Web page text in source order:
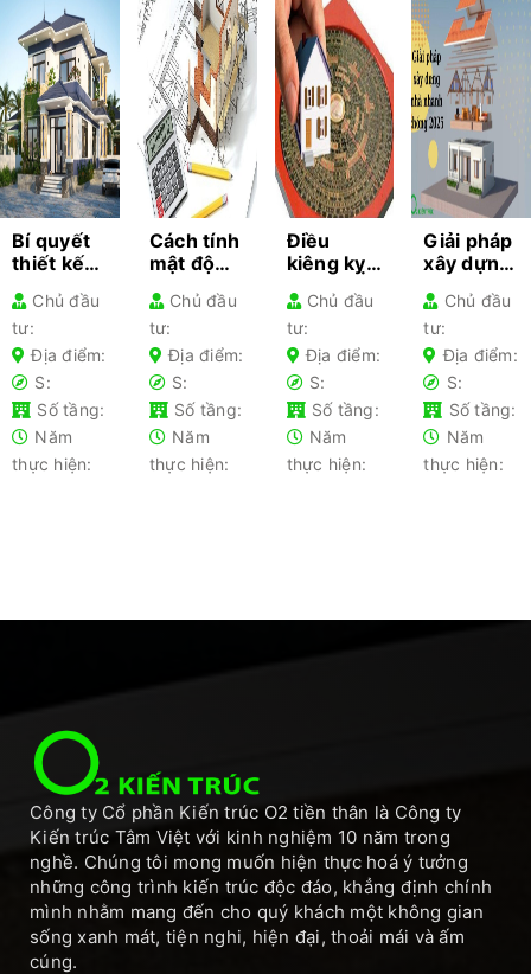
Bí quyết
thiết kế
cho từng
loại nhà
phổ biến-
Kiến thức
không
thể bỏ lỡ
Chủ đầu
tư:
Địa điểm:
S:
Số tầng:
Năm
thực hiện:
Cách tính
mật độ
– Hướng
dẫn chi
tiết cho
gia chủ
Chủ đầu
tư:
Địa điểm:
S:
Số tầng:
Năm
thực hiện:
Điều
kiêng kỵ
nhà gia
chủ lần
đầu xây
nhà nên
tránh
Chủ đầu
tư:
Địa điểm:
S:
Số tầng:
Năm
thực hiện:
Giải pháp
xây dựng
nhanh
chóng
2025 –
Tối ưu chi
phí
Chủ đầu
tư:
Địa điểm:
S:
Số tầng:
Năm
thực hiện:
Công ty Cổ phần Kiến trúc O2 tiền thân là Công ty
Kiến trúc Tâm Việt với kinh nghiệm 10 năm trong
nghề. Chúng tôi mong muốn hiện thực hoá ý tưởng
những công trình kiến trúc độc đáo, khẳng định chính
mình nhằm mang đến cho quý khách một không gian
sống xanh mát, tiện nghi, hiện đại, thoải mái và ấm
cúng.